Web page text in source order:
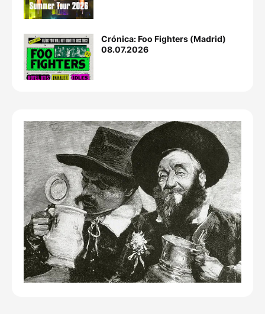
Crónica: Foo Fighters (Madrid)
08.07.2026